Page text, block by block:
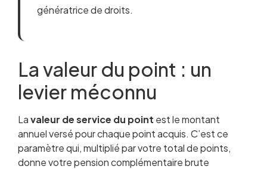
génératrice de droits.
La valeur du point : un
levier méconnu
Lavaleur de service du point est le montant
annuel versé pour chaque point acquis. C’est ce
paramètre qui, multiplié par votre total de points,
donne votre pension complémentaire brute